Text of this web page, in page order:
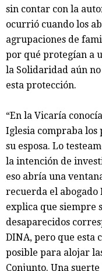
sin contar con la
ocurrió cuando los
agrupaciones de
por qué protegían a
la Solidaridad aún
esta protección.
“En la Vicaría
Iglesia compraba los
su esposa. Lo
la intención de
eso abría una
recuerda el abogado
explica que siempre
desaparecidos
DINA, pero que esta
posible para alojar
Conjunto. Una